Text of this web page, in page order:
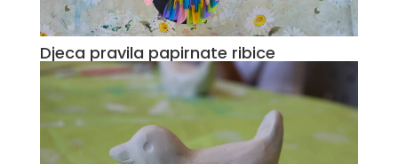
Djeca pravila papirnate ribice